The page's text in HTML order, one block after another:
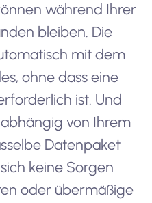
während Ihrer
bleiben. Die
mit dem
ohne dass eine
ist. Und
von Ihrem
Datenpaket
keine Sorgen
oder übermäßige